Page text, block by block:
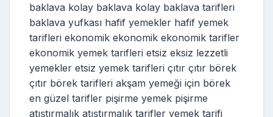
baklava kolay baklava kolay baklava tarifleri
baklava yufkası hafif yemekler hafif yemek
tarifleri ekonomik ekonomik ekonomik tarifler
ekonomik yemek tarifleri etsiz eksiz lezzetli
yemekler etsiz yemek tarifleri çıtır çıtır börek
çıtır börek tarifleri akşam yemeği için börek
en güzel tarifler pişirme yemek pişirme
atıştırmalık atıştırmalık tarifler yemek tarifi